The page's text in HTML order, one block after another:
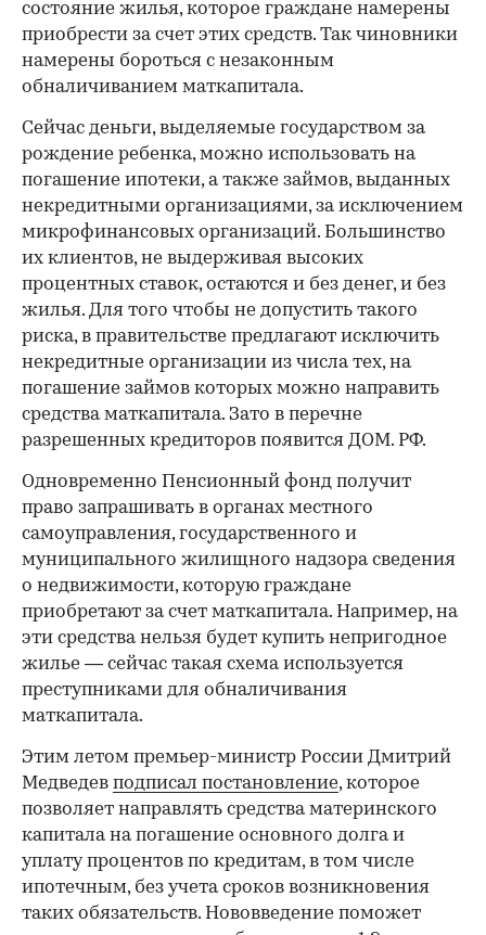
состояние жилья, которое граждане намерены
приобрести за счет этих средств. Так чиновники
намерены бороться с незаконным
обналичиванием маткапитала.
Сейчас деньги, выделяемые государством за
рождение ребенка, можно использовать на
погашение ипотеки, а также займов, выданных
некредитными организациями, за исключением
микрофинансовых организаций. Большинство
их клиентов, не выдерживая высоких
процентных ставок, остаются и без денег, и без
жилья. Для того чтобы не допустить такого
риска, в правительстве предлагают исключить
некредитные организации из числа тех, на
погашение займов которых можно направить
средства маткапитала. Зато в перечне
разрешенных кредиторов появится ДОМ. РФ.
Одновременно Пенсионный фонд получит
право запрашивать в органах местного
самоуправления, государственного и
муниципального жилищного надзора сведения
о недвижимости, которую граждане
приобретают за счет маткапитала. Например, на
эти средства нельзя будет купить непригодное
жилье — сейчас такая схема используется
преступниками для обналичивания
маткапитала.
Этим летом премьер-министр России Дмитрий
Медведев подписал постановление, которое
позволяет направлять средства материнского
капитала на погашение основного долга и
уплату процентов по кредитам, в том числе
ипотечным, без учета сроков возникновения
таких обязательств. Нововведение поможет